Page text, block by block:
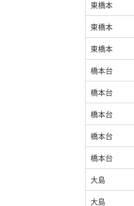
東橋本
東橋本
東橋本
橋本台
橋本台
橋本台
橋本台
橋本台
大島
大島